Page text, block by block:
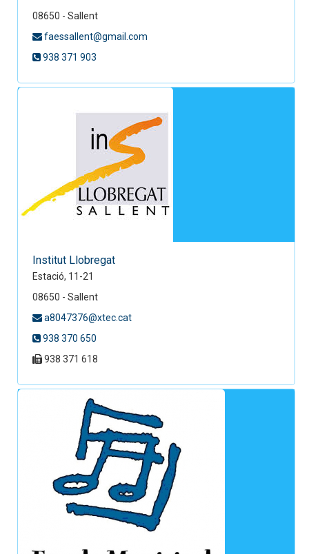
08650 - Sallent
faessallent@gmail.com
938 371 903
Institut Llobregat
Estació, 11-21
08650 - Sallent
a8047376@xtec.cat
938 370 650
938 371 618